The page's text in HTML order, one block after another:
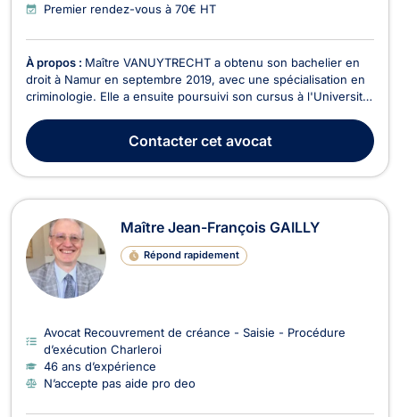
Premier rendez-vous à 70€ HT
À propos : Maître VANUYTRECHT a obtenu son bachelier en
droit à Namur en septembre 2019, avec une spécialisation en
criminologie. Elle a ensuite poursuivi son cursus à l'Université
2024, avec une spécialisation en droit civil et pénal,
développant une affinité particuliè...
Contactercet avocat
Maître Jean-François GAILLY
Répond rapidement
Avocat Recouvrement de créance - Saisie - Procédure
d’exécution Charleroi
46 ans d’expérience
N’accepte pas aide pro deo